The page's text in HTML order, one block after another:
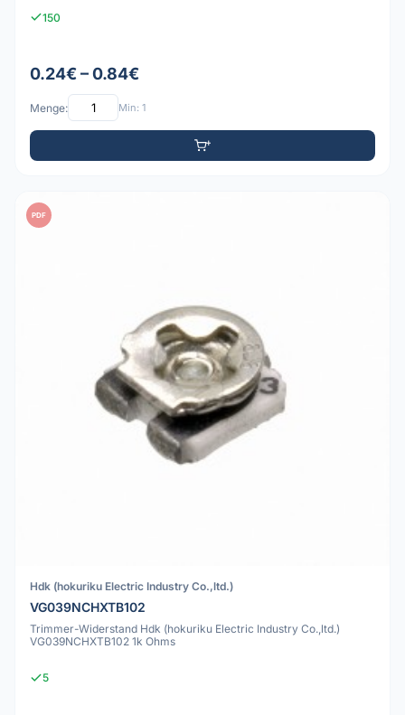
150
0.24€ – 0.84€
Menge: Min: 1
PDF
Hdk (hokuriku Electric Industry Co.,ltd.)
VG039NCHXTB102
Trimmer-Widerstand Hdk (hokuriku Electric Industry Co.,ltd.)
VG039NCHXTB102 1k Ohms
5